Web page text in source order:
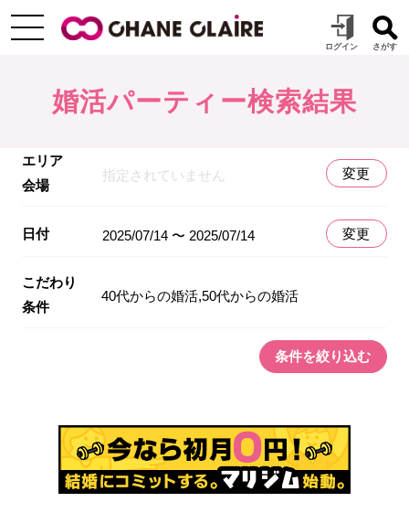
婚活パーティー検索結果
エリア
会場
指定されていません 変更
日付 2025/07/14 〜 2025/07/14 変更
こだわり
条件
40代からの婚活,50代からの婚活
条件を絞り込む